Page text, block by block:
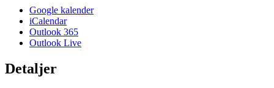
Google kalender
iCalendar
Outlook 365
Outlook Live
Detaljer